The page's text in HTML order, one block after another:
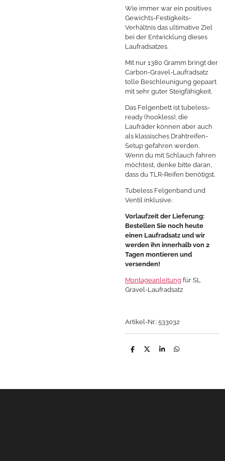
Wie immer war ein positives
Gewichts-Festigkeits-
Verhältnis das ultimative Ziel
bei der Entwicklung dieses
Laufradsatzes.
Mit nur 1380 Gramm bringt der
Carbon-Gravel-Laufradsatz
tolle Beschleunigung gepaart
mit sehr guter Steigfähigkeit.
Das Felgenbett ist tubeless-
ready (hookless), die
Laufräder können aber auch
als klassisches Drahtreifen-
Setup gefahren werden.
Wenn du mit Schlauch fahren
möchtest, denke bitte daran,
dass du TLR-Reifen benötigst.
Tubeless Felgenband und
Ventil inklusive.
Vorlaufzeit der Lieferung:
Bestellen Sie noch heute
einen Laufradsatz und wir
werden ihn innerhalb von 2
Tagen montieren und
versenden!
Montageanleitung für SL
Gravel-Laufradsatz
Artikel-Nr.: 533032
T
T
T
T